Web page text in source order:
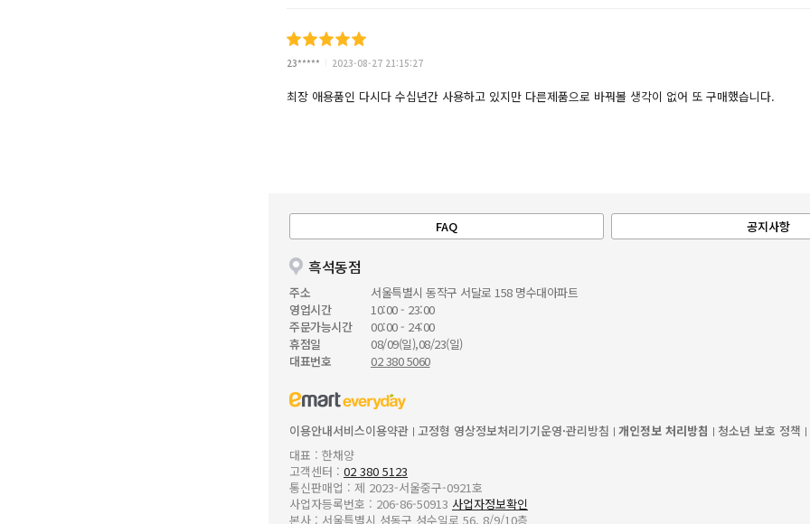
23***** 2023-08-27 21:15:27
최장 애용품인 다시다 수십년간 사용하고 있지만 다른제품으로 바꿔볼 생각이 없어 또 구매했습니다.
FAQ 공지사항
흑석동점
주소
서울특별시 동작구 서달로 158 명수대아파트
영업시간
10:00 - 23:00
주문가능시간
00:00 - 24:00
휴점일
08/09(일),08/23(일)
대표번호
02 380 5060
이용안내서비스이용약관 고정형 영상정보처리기기운영·관리방침 개인정보 처리방침
청소년 보호 정책
대표 : 한채양
고객센터 : 02 380 5123
통신판매업 : 제 2023-서울중구-0921호
사업자등록번호 : 206-86-50913 사업자정보확인
본사 : 서울특별시 성동구 성수일로 56, 8/9/10층